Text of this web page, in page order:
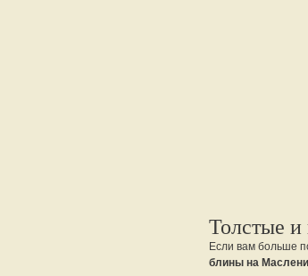
Толстые
Если вам больше
блины на